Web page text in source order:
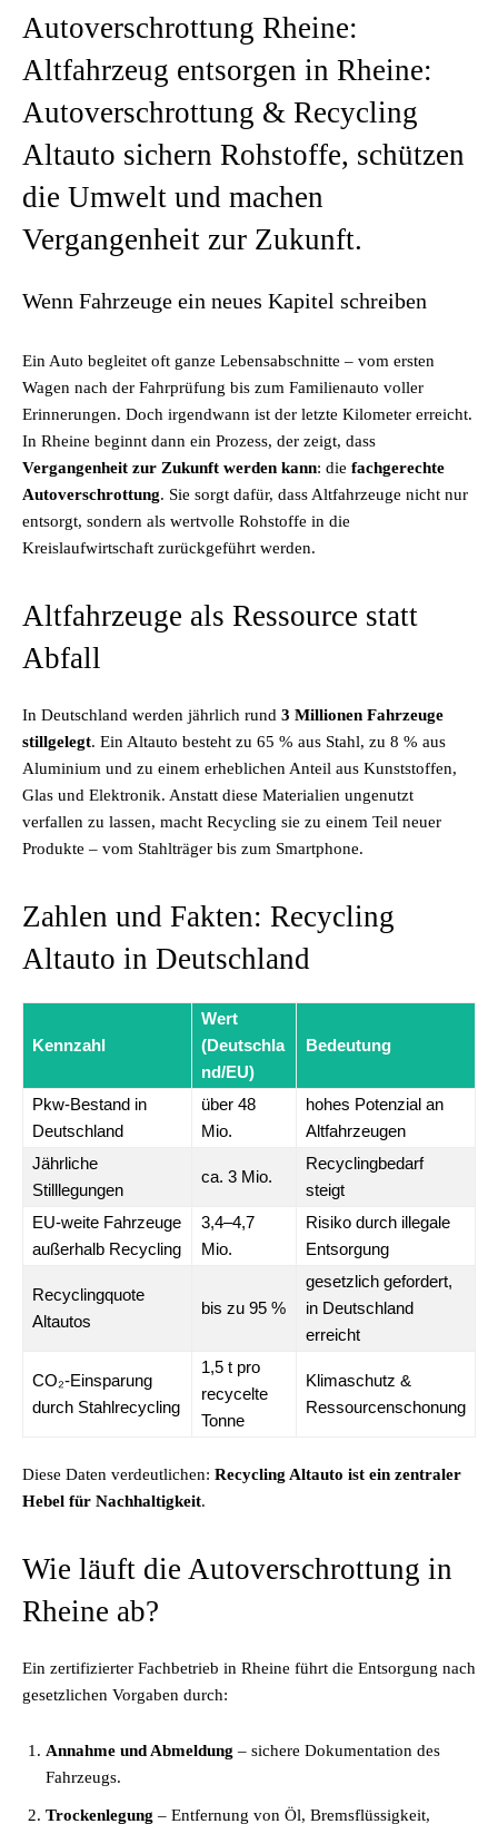
Autoverschrottung Rheine:
Altfahrzeug entsorgen in Rheine:
Autoverschrottung & Recycling
Altauto sichern Rohstoffe, schützen
die Umwelt und machen
Vergangenheit zur Zukunft.
Wenn Fahrzeuge ein neues Kapitel schreiben
Ein Auto begleitet oft ganze Lebensabschnitte – vom ersten
Wagen nach der Fahrprüfung bis zum Familienauto voller
Erinnerungen. Doch irgendwann ist der letzte Kilometer erreicht.
In Rheine beginnt dann ein Prozess, der zeigt, dass
Vergangenheit zur Zukunft werden kann: die fachgerechte
Autoverschrottung. Sie sorgt dafür, dass Altfahrzeuge nicht nur
entsorgt, sondern als wertvolle Rohstoffe in die
Kreislaufwirtschaft zurückgeführt werden.
Altfahrzeuge als Ressource statt
Abfall
In Deutschland werden jährlich rund 3 Millionen Fahrzeuge
stillgelegt. Ein Altauto besteht zu 65 % aus Stahl, zu 8 % aus
Aluminium und zu einem erheblichen Anteil aus Kunststoffen,
Glas und Elektronik. Anstatt diese Materialien ungenutzt
verfallen zu lassen, macht Recycling sie zu einem Teil neuer
Produkte – vom Stahlträger bis zum Smartphone.
Zahlen und Fakten: Recycling
Altauto in Deutschland
Kennzahl
Wert
(Deutschla
nd/EU)
Bedeutung
Pkw-Bestand in
Deutschland
über 48
Mio.
hohes Potenzial an
Altfahrzeugen
Jährliche
Stilllegungen
ca. 3 Mio.
Recyclingbedarf
steigt
EU-weite Fahrzeuge
außerhalb Recycling
3,4–4,7
Mio.
Risiko durch illegale
Entsorgung
Recyclingquote
Altautos
bis zu 95 %
gesetzlich gefordert,
in Deutschland
erreicht
CO₂-Einsparung
durch Stahlrecycling
1,5 t pro
recycelte
Tonne
Klimaschutz &
Ressourcenschonung
Diese Daten verdeutlichen: Recycling Altauto ist ein zentraler
Hebel für Nachhaltigkeit.
Wie läuft die Autoverschrottung in
Rheine ab?
Ein zertifizierter Fachbetrieb in Rheine führt die Entsorgung nach
gesetzlichen Vorgaben durch:
Annahme und Abmeldung – sichere Dokumentation des
Fahrzeugs.
Trockenlegung – Entfernung von Öl, Bremsflüssigkeit,